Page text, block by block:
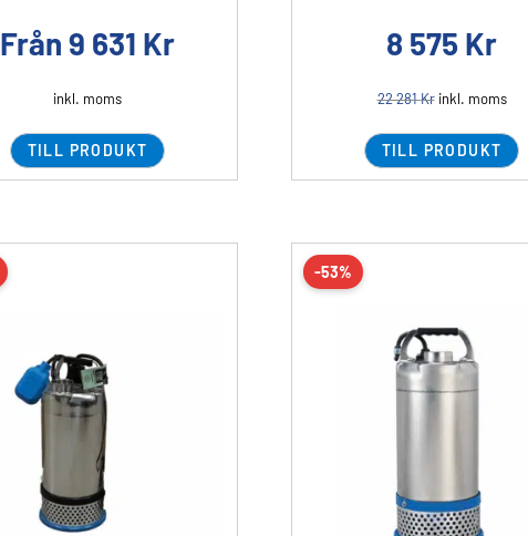
Från 9 631 Kr
inkl. moms
TILL PRODUKT
8 575 Kr
22 281Krinkl. moms
TILL PRODUKT
-53%